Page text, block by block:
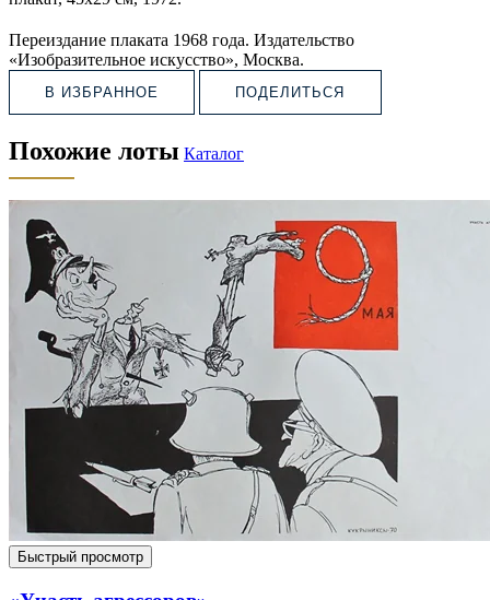
Переиздание плаката 1968 года. Издательство
«Изобразительное искусство», Москва.
В ИЗБРАННОЕ ПОДЕЛИТЬСЯ
Похожие лоты Каталог
Быстрый просмотр